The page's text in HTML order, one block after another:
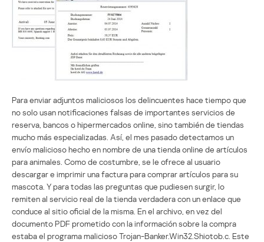
Para enviar adjuntos maliciosos los delincuentes hace tiempo que
no solo usan notificaciones falsas de importantes servicios de
reserva, bancos o hipermercados online, sino también de tiendas
mucho más especializadas. Así, el mes pasado detectamos un
envío malicioso hecho en nombre de una tienda online de artículos
para animales. Como de costumbre, se le ofrece al usuario
descargar e imprimir una factura para comprar artículos para su
mascota. Y para todas las preguntas que pudiesen surgir, lo
remiten al servicio real de la tienda verdadera con un enlace que
conduce al sitio oficial de la misma. En el archivo, en vez del
documento PDF prometido con la información sobre la compra
estaba el programa malicioso Trojan-Banker.Win32.Shiotob.c. Este